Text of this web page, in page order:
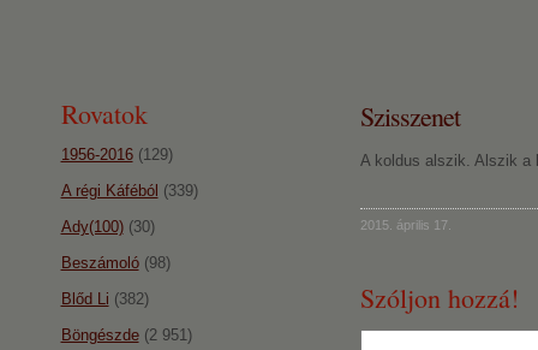
Szisszenet
A koldus alszik. Alszik a
2015. április 17.
Szóljon hozzá!
Rovatok
1956-2016(129)
A régi Káféból (339)
Ady(100)(30)
Beszámoló(98)
Blőd Li (382)
Böngészde(2 951)